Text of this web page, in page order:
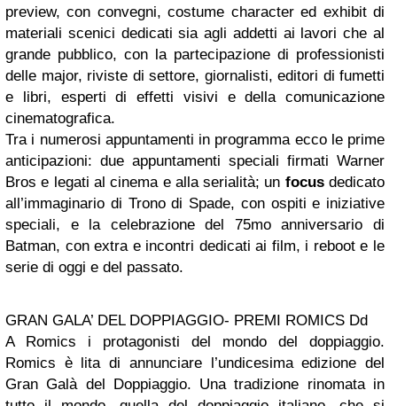
preview, con convegni, costume character ed exhibit di
materiali scenici dedicati sia agli addetti ai lavori che al
grande pubblico, con la partecipazione di professionisti
delle major, riviste di settore, giornalisti, editori di fumetti
e libri, esperti di effetti visivi e della comunicazione
cinematografica.
Tra i numerosi appuntamenti in programma ecco le prime
anticipazioni: due appuntamenti speciali firmati Warner
Bros e legati al cinema e alla serialità; un focusdedicato
all’immaginario di Trono di Spade, con ospiti e iniziative
speciali, e la celebrazione del 75mo anniversario di
Batman, con extra e incontri dedicati ai film, i reboot e le
serie di oggi e del passato.
GRAN GALA’ DEL DOPPIAGGIO- PREMI ROMICS Dd
A Romics i protagonisti del mondo del doppiaggio.
Romics è lita di annunciare l’undicesima edizione del
Gran Galà del Doppiaggio. Una tradizione rinomata in